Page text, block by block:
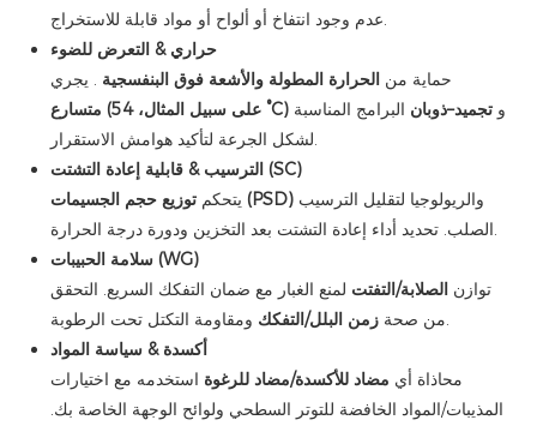
عدم وجود انتفاخ أو ألواح أو مواد قابلة للاستخراج.
حراري & التعرض للضوء
حماية من الحرارة المطولة والأشعة فوق البنفسجية . يجري
متسارع (على سبيل المثال، 54 °C)
وتجميد–ذوبان البرامج المناسبة
لشكل الجرعة لتأكيد هوامش الاستقرار.
الترسيب & قابلية إعادة التشتت (SC)
يتحكم توزيع حجم الجسيمات (PSD) والريولوجيا لتقليل الترسيب
الصلب. تحديد أداء إعادة التشتت بعد التخزين ودورة درجة الحرارة.
سلامة الحبيبات (WG)
توازن الصلابة/التفتت لمنع الغبار مع ضمان التفكك السريع. التحقق
من صحةزمن البلل/التفكك
ومقاومة التكتل تحت الرطوبة.
أكسدة & سياسة المواد
محاذاة أي مضاد للأكسدة/مضاد للرغوة استخدمه مع اختيارات
المذيبات/المواد الخافضة للتوتر السطحي ولوائح الوجهة الخاصة بك.